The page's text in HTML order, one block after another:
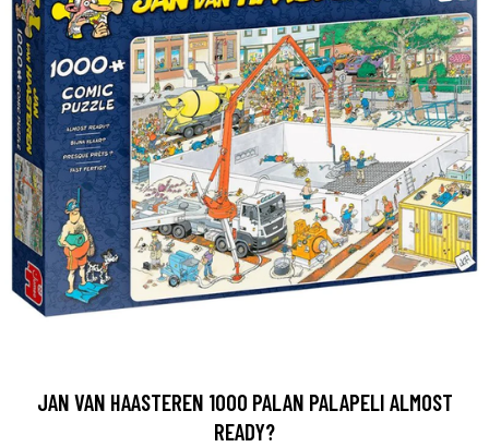
JAN VAN HAASTEREN 1000 PALAN PALAPELI ALMOST
READY?